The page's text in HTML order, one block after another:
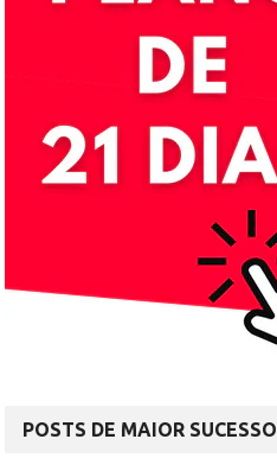
POSTS DE MAIOR SUCESSO